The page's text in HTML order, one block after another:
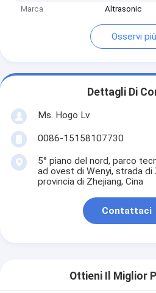
Marca
Altrasonic
Osservi più
Dettagli Di
Ms. Hogo Lv
0086-15158107730
5° piano del nord, parco
ad ovest di Wenyi, strada di
provincia di Zhejiang, Cina
Contattaci
Ottieni Il Miglior